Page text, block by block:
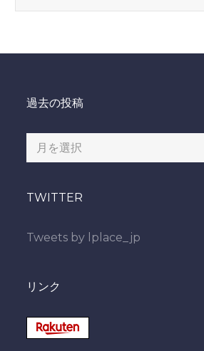
過去の投稿
去
投
TWITTER
Tweets by lplace_jp
リンク